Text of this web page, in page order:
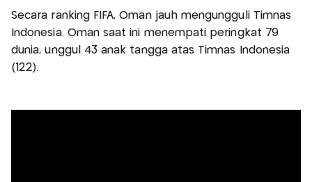
Secara ranking FIFA, Oman jauh mengungguli Timnas
Indonesia. Oman saat ini menempati peringkat 79
dunia, unggul 43 anak tangga atas Timnas Indonesia
(122).